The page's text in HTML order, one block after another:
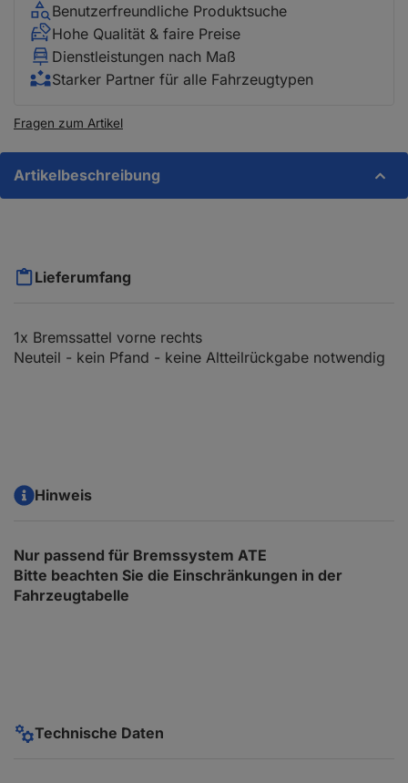
Benutzerfreundliche Produktsuche
Hohe Qualität & faire Preise
Dienstleistungen nach Maß
Starker Partner für alle Fahrzeugtypen
Fragen zum Artikel
Artikelbeschreibung
Lieferumfang
1x Bremssattel vorne rechts
Neuteil - kein Pfand - keine Altteilrückgabe notwendig
Hinweis
Nur passend für Bremssystem ATE
Bitte beachten Sie die Einschränkungen in der
Fahrzeugtabelle
Technische Daten